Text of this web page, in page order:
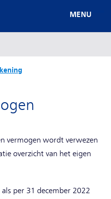
MENU
vermogen wordt verwezen
overzicht van het eigen
per 31 december 2022